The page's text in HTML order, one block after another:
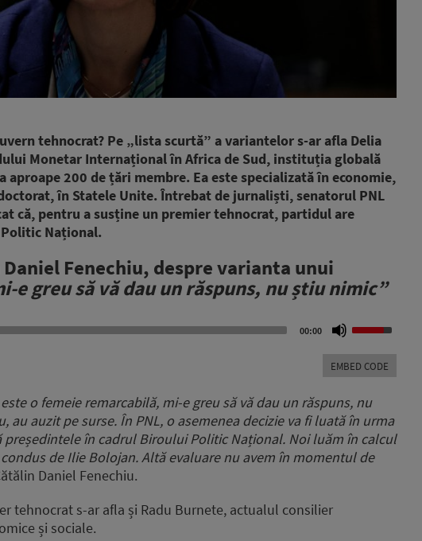
tehnocrat? Pe „lista scurtă” a variantelor s-ar afla Delia
Monetar Internațional în Africa de Sud, instituția globală
aproape 200 de țări membre. Ea este specializată în economie,
în Statele Unite. Întrebat de jurnaliști, senatorul PNL
că, pentru a susține un premier tehnocrat, partidul are
Național.
Fenechiu, despre varianta unui
e greu să vă dau un răspuns, nu știu nimic”
00:00
Up/Down
keys
increase
or
decrease
volume.
EMBED CODE
o femeie remarcabilă, mi-e greu să vă dau un răspuns, nu
au auzit pe surse. În PNL, o asemenea decizie va fi luată în urma
președintele în cadrul Biroului Politic Național. Noi luăm în calcul
de Ilie Bolojan. Altă evaluare nu avem în momentul de
Daniel Fenechiu.
tehnocrat s-ar afla și Radu Burnete, actualul consilier
și sociale.